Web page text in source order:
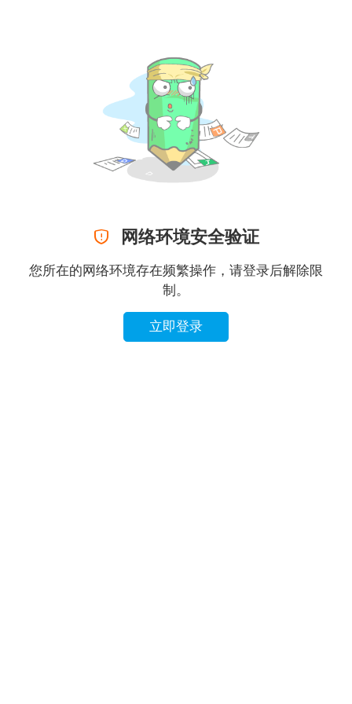
 网络环境安全验证
您所在的网络环境存在频繁操作，请登录后解除限
制。
立即登录